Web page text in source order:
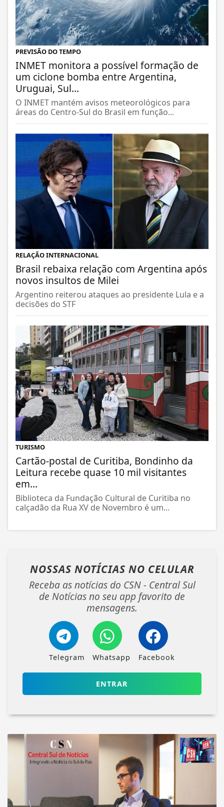
PREVISÃO DO TEMPO
INMET monitora a possível formação de
um ciclone bomba entre Argentina,
Uruguai, Sul...
O INMET mantém avisos meteorológicos para
áreas do Centro-Sul do Brasil em função...
RELAÇÃO INTERNACIONAL
Brasil rebaixa relação com Argentina após
novos insultos de Milei
Argentino reiterou ataques ao presidente Lula e a
decisões do STF
TURISMO
Cartão-postal de Curitiba, Bondinho da
Leitura recebe quase 10 mil visitantes
em...
Biblioteca da Fundação Cultural de Curitiba no
calçadão da Rua XV de Novembro é um...
NOSSAS NOTÍCIAS NO CELULAR
Receba as notícias do CSN - Central Sul
de Notícias no seu app favorito de
mensagens.
Telegram Whatsapp Facebook
ENTRAR